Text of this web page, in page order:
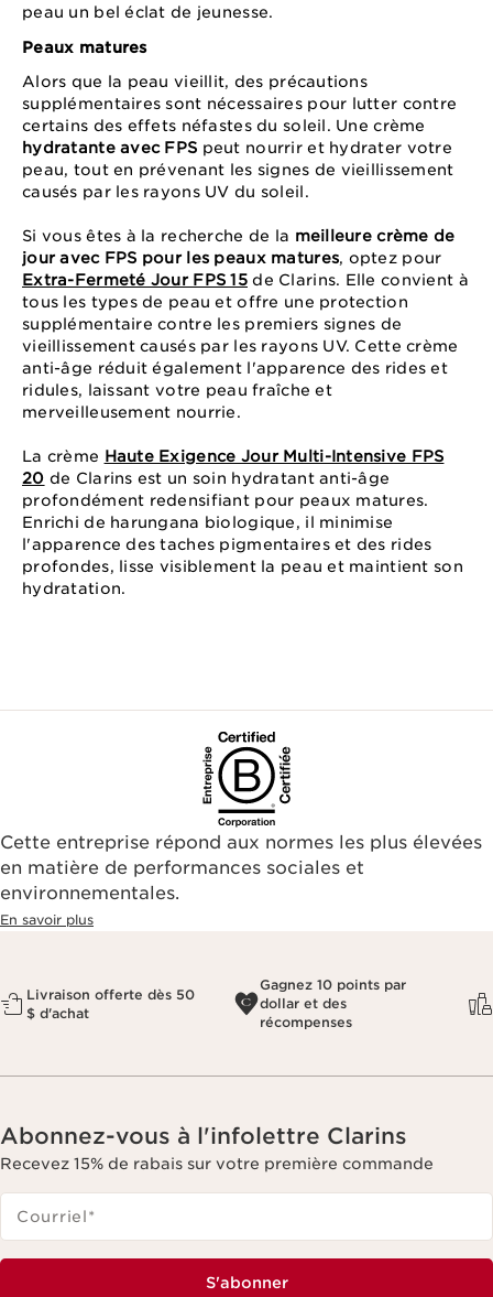
peau un bel éclat de jeunesse.
Peaux matures
Alors que la peau vieillit, des précautions
supplémentaires sont nécessaires pour lutter contre
certains des effets néfastes du soleil. Une crème
hydratante avec FPS peut nourrir et hydrater votre
peau, tout en prévenant les signes de vieillissement
causés par les rayons UV du soleil.
Si vous êtes à la recherche de la meilleure crème de
jour avec FPS pour les peaux matures, optez pour
Extra-Fermeté Jour FPS 15 de Clarins. Elle convient à
tous les types de peau et offre une protection
supplémentaire contre les premiers signes de
vieillissement causés par les rayons UV. Cette crème
anti-âge réduit également l'apparence des rides et
ridules, laissant votre peau fraîche et
merveilleusement nourrie.
La crème Haute Exigence Jour Multi-Intensive FPS
20 de Clarins est un soin hydratant anti-âge
profondément redensifiant pour peaux matures.
Enrichi de harungana biologique, il minimise
l'apparence des taches pigmentaires et des rides
profondes, lisse visiblement la peau et maintient son
hydratation.
Cette entreprise répond aux normes les plus élevées
en matière de performances sociales et
environnementales.​
En savoir plus
Livraison offerte dès 50
$ d'achat
Gagnez 10 points par
dollar et des
récompenses
Abonnez-vous à l'infolettre Clarins
Recevez 15% de rabais sur votre première commande
Courriel*
S'abonner